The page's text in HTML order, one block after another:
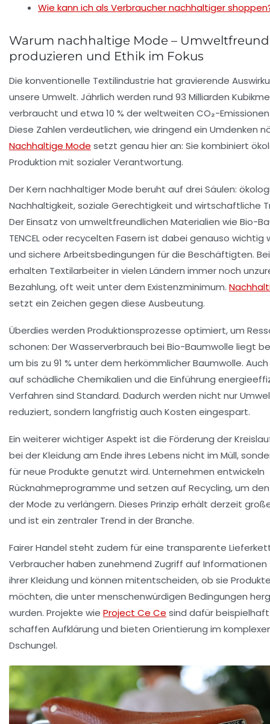
Wie kann ich als Verbraucher nachhaltiger
Warum nachhaltige Mode –
produzieren und Ethik im Fokus
Die konventionelle Textilindustrie hat gravierende
unsere Umwelt. Jährlich werden rund 93 Milliarden
verbraucht und etwa 10 % der weltweiten CO₂-Emissionen
Diese Zahlen verdeutlichen, wie dringend ein Umdenken
Nachhaltige Mode setzt genau hier an: Sie kombiniert
Produktion mit sozialer Verantwortung.
Der Kern nachhaltiger Mode beruht auf drei Säulen:
Nachhaltigkeit, soziale Gerechtigkeit und wirtschaftliche
Der Einsatz von umweltfreundlichen Materialien wie Bio-
TENCEL oder recycelten Fasern ist dabei genauso wichtig
und sichere Arbeitsbedingungen für die Beschäftigten.
erhalten Textilarbeiter in vielen Ländern immer noch
Bezahlung, oft weit unter dem Existenzminimum.
setzt ein Zeichen gegen diese Ausbeutung.
Überdies werden Produktionsprozesse optimiert, um
schonen: Der Wasserverbrauch bei Bio-Baumwolle liegt
um bis zu 91 % unter dem herkömmlicher Baumwolle.
auf schädliche Chemikalien und die Einführung
Verfahren sind Standard. Dadurch werden nicht nur
reduziert, sondern langfristig auch Kosten eingespart.
Ein weiterer wichtiger Aspekt ist die Förderung der
bei der Kleidung am Ende ihres Lebens nicht im Müll,
für neue Produkte genutzt wird. Unternehmen entwickeln
Rücknahmeprogramme und setzen auf Recycling, um
der Mode zu verlängern. Dieses Prinzip erhält derzeit
und ist ein zentraler Trend in der Branche.
Fairer Handel steht zudem für eine transparente
Verbraucher haben zunehmend Zugriff auf Informationen
ihrer Kleidung und können mitentscheiden, ob sie
möchten, die unter menschenwürdigen Bedingungen
wurden. Projekte wie Project Ce Ce sind dafür
schaffen Aufklärung und bieten Orientierung im
Dschungel.